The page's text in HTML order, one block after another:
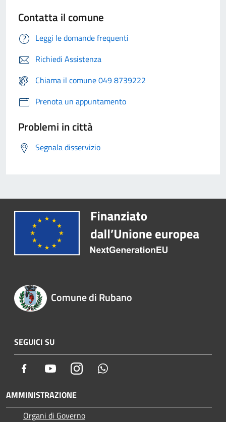
Contatta il comune
Leggi le domande frequenti
Richiedi Assistenza
Chiama il comune 049 8739222
Prenota un appuntamento
Problemi in città
Segnala disservizio
Comune di Rubano
SEGUICI SU
Facebook YoutubeInstagram
AMMINISTRAZIONE
Organi di Governo